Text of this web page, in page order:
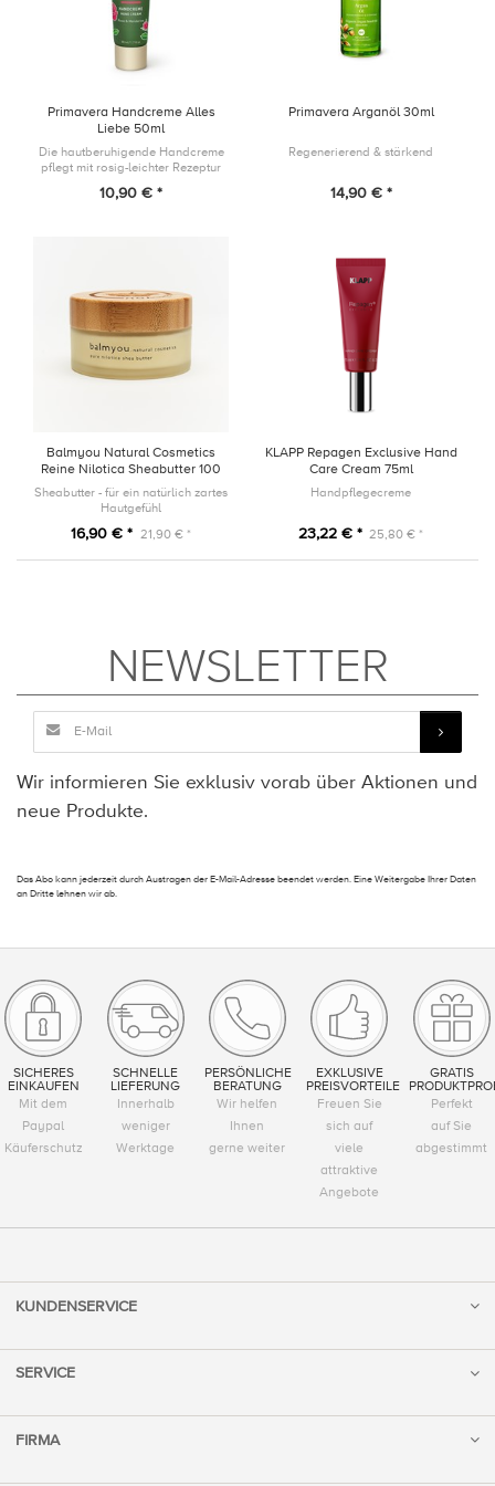
Primavera Handcreme Alles
Liebe 50ml
Die hautberuhigende Handcreme
pflegt mit rosig-leichter Rezeptur
stimmungsaufhebenden Duft Haut,
10,90 € *
Primavera Arganöl 30ml
Regenerierend & stärkend
14,90 € *
Balmyou Natural Cosmetics
Reine Nilotica Sheabutter 100
ml
Sheabutter - für ein natürlich zartes
Hautgefühl
16,90 € * 21,90 € *
KLAPP Repagen Exclusive Hand
Care Cream 75ml
Handpflegecreme
23,22 € * 25,80 € *
NEWSLETTER
Wir informieren Sie exklusiv vorab über Aktionen und
neue Produkte.
Das Abo kann jederzeit durch Austragen der E-Mail-Adresse beendet werden. Eine Weitergabe Ihrer Daten
an Dritte lehnen wir ab.
SICHERES
EINKAUFEN
Mit dem
Paypal
Käuferschutz
SCHNELLE
LIEFERUNG
Innerhalb
weniger
Werktage
PERSÖNLICHE
BERATUNG
Wir helfen
Ihnen
gerne weiter
EXKLUSIVE
PREISVORTEILE
Freuen Sie
sich auf
viele
attraktive
Angebote
GRATIS
Perfekt
auf Sie
abgestimmt
KUNDENSERVICE
SERVICE
FIRMA